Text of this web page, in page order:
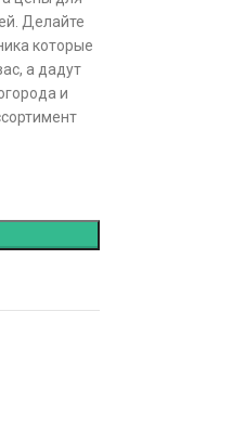
Делайте
которые
а дадут
и